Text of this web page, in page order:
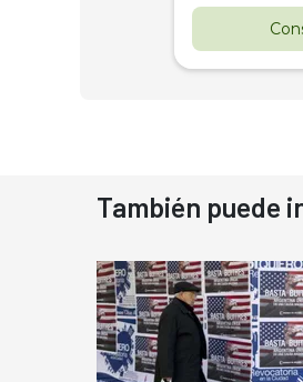
También puede